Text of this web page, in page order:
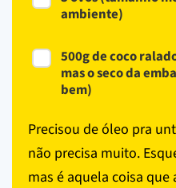
ambiente)
500g de coco
mas o seco da
bem)
Precisou de óleo pra
não precisa muito.
mas é aquela coisa